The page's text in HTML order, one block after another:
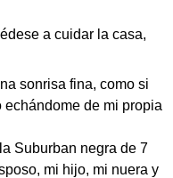
a cuidar la casa,
sonrisa fina, como si
de mi propia
Suburban negra de 7
mi hijo, mi nuera y